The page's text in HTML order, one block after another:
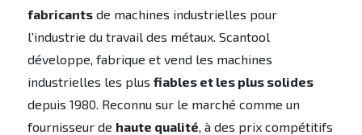
fabricantsde machines industrielles pour
l'industrie du travail des métaux. Scantool
développe, fabrique et vend les machines
industrielles les plus fiables et les plus solides
depuis 1980. Reconnu sur le marché comme un
fournisseur de haute qualité, à des prix compétitifs